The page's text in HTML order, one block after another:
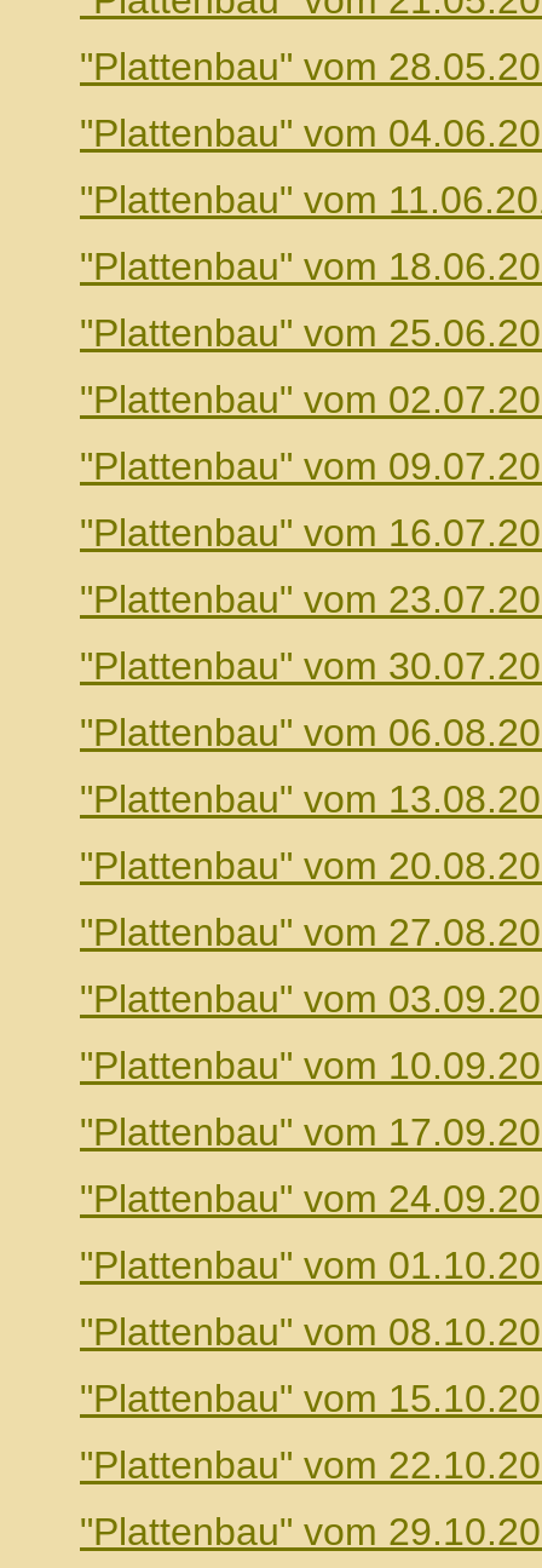
"Plattenbau" vom
"Plattenbau" vom
"Plattenbau" vom
"Plattenbau" vom
"Plattenbau" vom
"Plattenbau" vom
"Plattenbau" vom
"Plattenbau" vom
"Plattenbau" vom
"Plattenbau" vom
"Plattenbau" vom
"Plattenbau" vom
"Plattenbau" vom
"Plattenbau" vom
"Plattenbau" vom
"Plattenbau" vom
"Plattenbau" vom
"Plattenbau" vom
"Plattenbau" vom
"Plattenbau" vom
"Plattenbau" vom
"Plattenbau" vom
"Plattenbau" vom